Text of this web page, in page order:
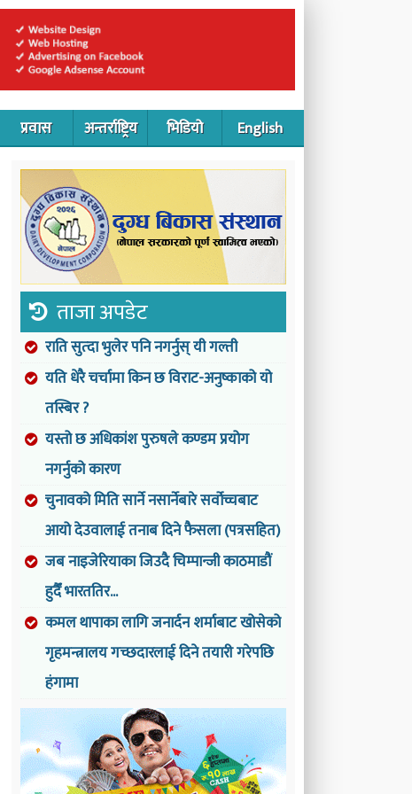
प्रवास अन्तर्राष्ट्रिय भिडियो English
ताजा अपडेट
राति सुत्दा भुलेर पनि नगर्नुस् यी गल्ती
यति धेरै चर्चामा किन छ विराट-अनुष्काको यो
तस्बिर ?
यस्तो छ अधिकांश पुरुषले कण्डम प्रयोग
नगर्नुको कारण
चुनावको मिति सार्ने नसार्नेबारे सर्वोच्चबाट
आयो देउवालाई तनाब दिने फैसला (पत्रसहित)
जब नाइजेरियाका जिउदै चिम्पान्जी काठमाडौं
हुदैँ भारततिर...
कमल थापाका लागि जनार्दन शर्माबाट खोसेको
गृहमन्त्रालय गच्छदारलाई दिने तयारी गरेपछि
हंगामा